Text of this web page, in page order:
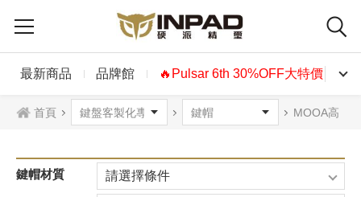
最新商品 品牌館 🔥Pulsar 6th 30%OFF大特價🔥
首頁 MOOA高
鍵帽材質 請選擇條件